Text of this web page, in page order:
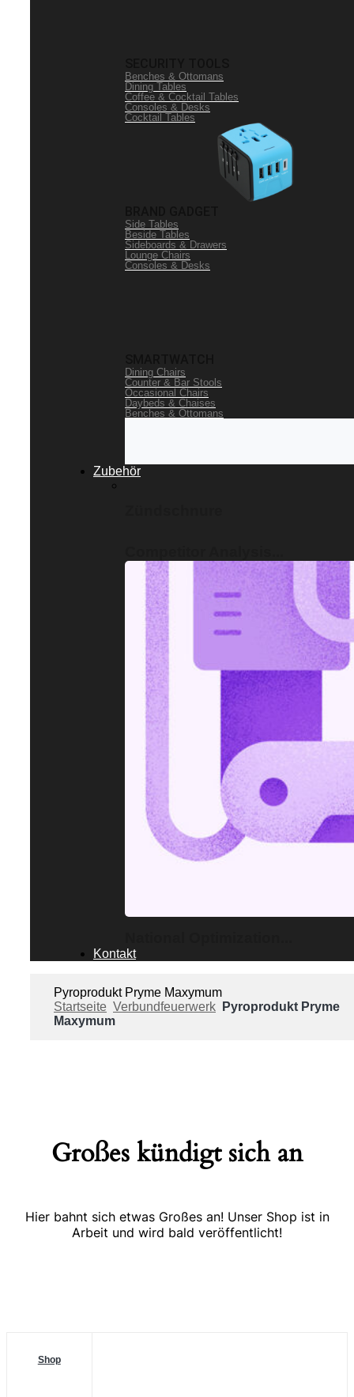
Benches & Ottomans
Dining Tables
Coffee & Cocktail Tables
Consoles & Desks
Cocktail Tables
Side Tables
Beside Tables
Sideboards & Drawers
Lounge Chairs
Consoles & Desks
Dining Chairs
Counter & Bar Stools
Occasional Chairs
Daybeds & Chaises
Benches & Ottomans
Zubehör
Kontakt
Pyroprodukt Pryme Maxymum
Startseite Verbundfeuerwerk
Pyroprodukt Pryme
Maxymum
Großes kündigt sich an
Hier bahnt sich etwas Großes an! Unser Shop ist in
Arbeit und wird bald veröffentlicht!
Shop